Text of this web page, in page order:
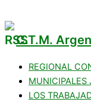
C.T.M.
REGIONAL
MUNICIPALES
LOS